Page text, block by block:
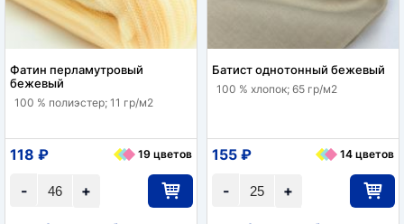
Фатин перламутровый
бежевый
100 % полиэстер; 11 гр/м2
+
-
118 ₽ 19 цветов
Батист однотонный бежевый
100 % хлопок; 65 гр/м2
+
-
155 ₽ 14 цветов